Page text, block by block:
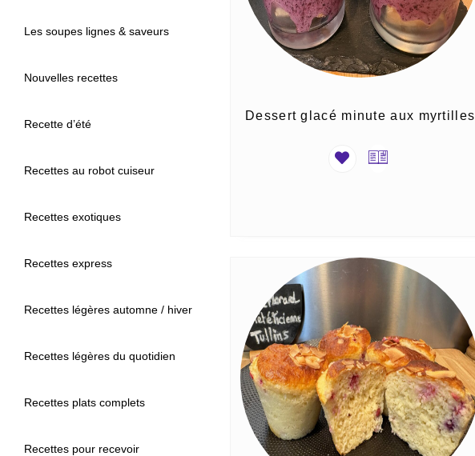
Les soupes lignes & saveurs
Nouvelles recettes
Recette d’été
Recettes au robot cuiseur
Recettes exotiques
Recettes express
Recettes légères automne / hiver
Recettes légères du quotidien
Recettes plats complets
Recettes pour recevoir
Dessert glacé minute aux myrtilles